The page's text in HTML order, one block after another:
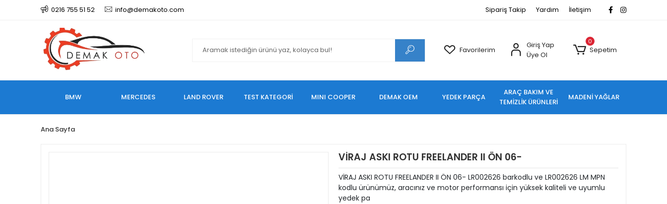
0216 755 51 52 info@demakoto.com Sipariş Takip Yardım İletişim
Favorilerim
Giriş Yap
Üye Ol
0
Sepetim
BMW MERCEDES LAND ROVER TEST KATEGORİ MINI COOPER DEMAK OEM YEDEK PARÇA
ARAÇ BAKIM VE
TEMİZLİK ÜRÜNLERİ
MADENİ YAĞLAR
Ana Sayfa
VİRAJ ASKI ROTU FREELANDER II ÖN 06-
VİRAJ ASKI ROTU FREELANDER II ÖN 06- LR002626 barkodlu ve LR002626 LM MPN
kodlu ürünümüz, aracınız ve motor performansı için yüksek kaliteli ve uyumlu
yedek pa